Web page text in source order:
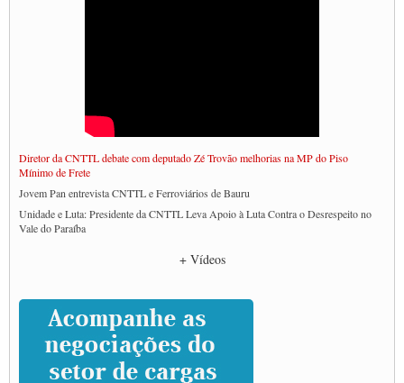
Diretor da CNTTL debate com deputado Zé Trovão melhorias na MP do Piso
Mínimo de Frete
Jovem Pan entrevista CNTTL e Ferroviários de Bauru
Unidade e Luta: Presidente da CNTTL Leva Apoio à Luta Contra o Desrespeito no
Vale do Paraíba
Caminhoneiros prometem paralisação e cobram diálogo com Lula
CNTTL e lideranças de caminhoneiros participam de debate sobre saúde nas
rodovias
Paulinho e Litti debatem política global para transporte rodoviário de cargas na
SUTCRA no Uruguai
+ Vídeos